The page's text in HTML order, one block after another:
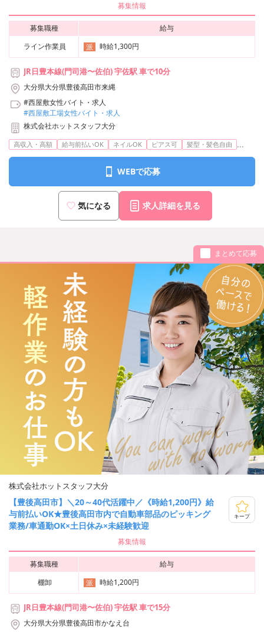
募集情報
募集職種
給与
ライン作業員
派 時給1,300円
JR日豊本線(門司港〜佐伯) 宇佐駅 車で10分
大分県大分県豊後高田市来縄
#西屋敷女性バイト・求人
#西屋敷工場女性バイト・求人
株式会社ホットスタッフ大分
高収入・高額 給与前払いOK ネイルOK ピアス可 髪型・髪色自由 ...
WEBで応募
気になる 求人詳細を見る
まとめて応募
株式会社ホットスタッフ大分
【豊後高田市】＼20～40代活躍中／《時給1,200円》給
与前払いOK★豊後高田市内で自動車部品のピッキング
業務/車通勤OK×土日休み×未経験歓迎
キープ
募集情報
募集職種
給与
棚卸
派 時給1,200円
JR日豊本線(門司港〜佐伯) 宇佐駅 車で15分
大分県大分県豊後高田市かなえ台